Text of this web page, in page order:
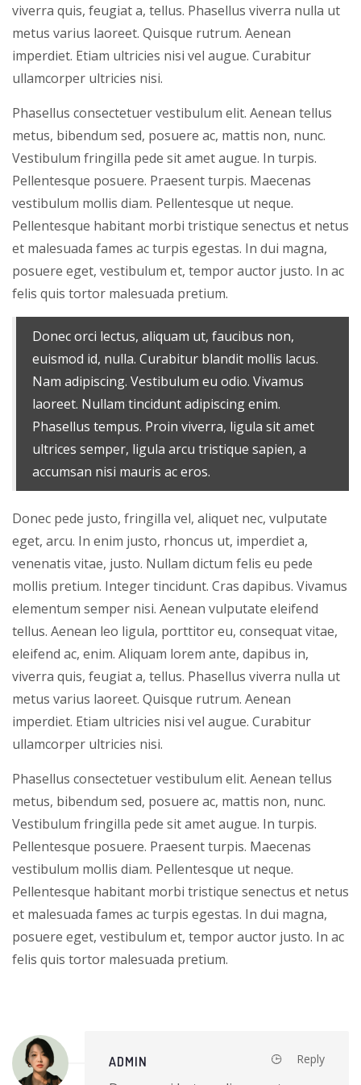
viverra quis, feugiat a, tellus. Phasellus viverra nulla ut
metus varius laoreet. Quisque rutrum. Aenean
imperdiet. Etiam ultricies nisi vel augue. Curabitur
ullamcorper ultricies nisi.
Phasellus consectetuer vestibulum elit. Aenean tellus
metus, bibendum sed, posuere ac, mattis non, nunc.
Vestibulum fringilla pede sit amet augue. In turpis.
Pellentesque posuere. Praesent turpis. Maecenas
vestibulum mollis diam. Pellentesque ut neque.
Pellentesque habitant morbi tristique senectus et netus
et malesuada fames ac turpis egestas. In dui magna,
posuere eget, vestibulum et, tempor auctor justo. In ac
felis quis tortor malesuada pretium.
Donec orci lectus, aliquam ut, faucibus non,
euismod id, nulla. Curabitur blandit mollis lacus.
Nam adipiscing. Vestibulum eu odio. Vivamus
laoreet. Nullam tincidunt adipiscing enim.
Phasellus tempus. Proin viverra, ligula sit amet
ultrices semper, ligula arcu tristique sapien, a
accumsan nisi mauris ac eros.
Donec pede justo, fringilla vel, aliquet nec, vulputate
eget, arcu. In enim justo, rhoncus ut, imperdiet a,
venenatis vitae, justo. Nullam dictum felis eu pede
mollis pretium. Integer tincidunt. Cras dapibus. Vivamus
elementum semper nisi. Aenean vulputate eleifend
tellus. Aenean leo ligula, porttitor eu, consequat vitae,
eleifend ac, enim. Aliquam lorem ante, dapibus in,
viverra quis, feugiat a, tellus. Phasellus viverra nulla ut
metus varius laoreet. Quisque rutrum. Aenean
imperdiet. Etiam ultricies nisi vel augue. Curabitur
ullamcorper ultricies nisi.
Phasellus consectetuer vestibulum elit. Aenean tellus
metus, bibendum sed, posuere ac, mattis non, nunc.
Vestibulum fringilla pede sit amet augue. In turpis.
Pellentesque posuere. Praesent turpis. Maecenas
vestibulum mollis diam. Pellentesque ut neque.
Pellentesque habitant morbi tristique senectus et netus
et malesuada fames ac turpis egestas. In dui magna,
posuere eget, vestibulum et, tempor auctor justo. In ac
felis quis tortor malesuada pretium.
Reply
ADMIN